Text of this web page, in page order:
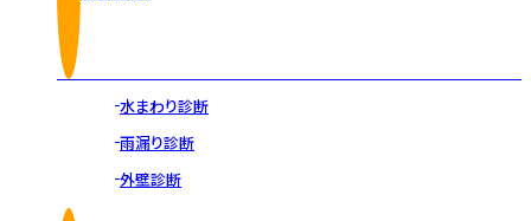
水まわり診断
雨漏り診断
外壁診断